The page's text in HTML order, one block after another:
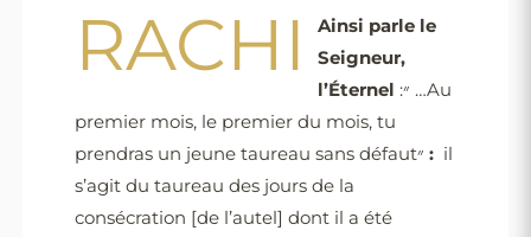
RACHI
Ainsi parle le
Seigneur,
l’Éternel :״ …Au
premier mois, le premier du mois, tu
prendras un jeune taureau sans défaut״: il
s’agit du taureau des jours de la
consécration [de l’autel] dont il a été